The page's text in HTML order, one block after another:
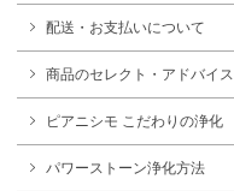
配送・お支払いについて
商品のセレクト・アドバイス
ピアニシモ こだわりの浄化
パワーストーン浄化方法